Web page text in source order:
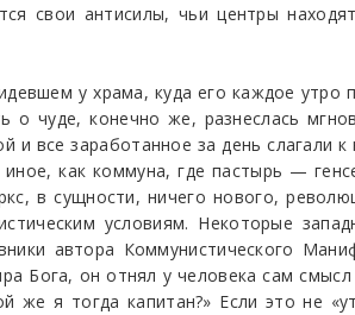
свои антисилы, чьи центры
у храма, куда его каждое утро
чуде, конечно же, разнеслась
все заработанное за день слагали
как коммуна, где пастырь —
в сущности, ничего нового,
условиям. Некоторые
автора Коммунистического
Бога, он отнял у человека сам
я тогда капитан?» Если это не